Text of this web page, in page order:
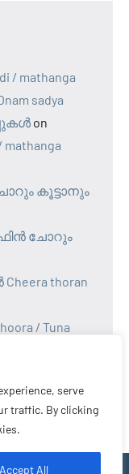
serve
traffic. By clicking
Accept All
/ mathanga
sadya
on
ചോറും കൂട്ടാനും
ചോറും
thoran
/ Tuna